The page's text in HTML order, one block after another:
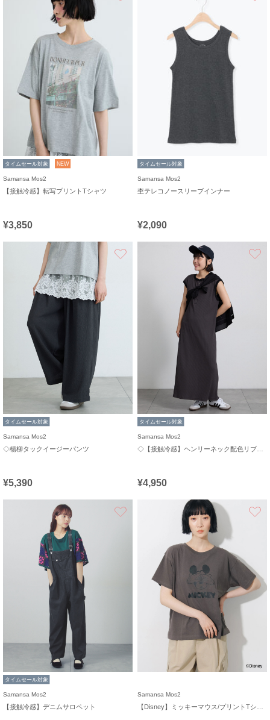
タイムセール対象 NEW
Samansa Mos2
【接触冷感】転写プリントTシャツ
¥3,850
タイムセール対象
Samansa Mos2
杢テレコノースリーブインナー
¥2,090
タイムセール対象
Samansa Mos2
◇楊柳タックイージーパンツ
¥5,390
タイムセール対象
Samansa Mos2
¥4,950
タイムセール対象
Samansa Mos2
【接触冷感】デニムサロペット
Samansa Mos2